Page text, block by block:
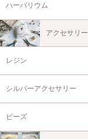
ハーバリウム
アクセサリー
レジン
シルバーアクセサリー
ビーズ